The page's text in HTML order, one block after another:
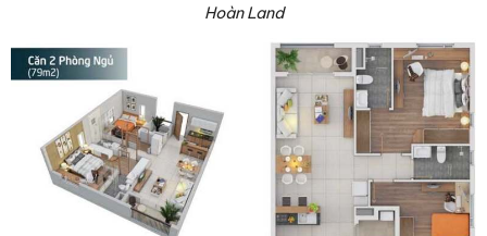
Hoàn Land